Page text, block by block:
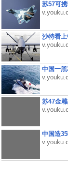
苏57可
沙特看
中国一
苏47金
中国造